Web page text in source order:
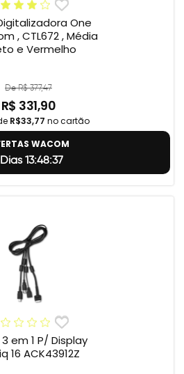
One
, CTL672 , Média
e Vermelho
De R$ 377,47
R$ 331,90
R$33,77 no cartão
WACOM
13:48:37
em 1 P/ Display
16 ACK43912Z